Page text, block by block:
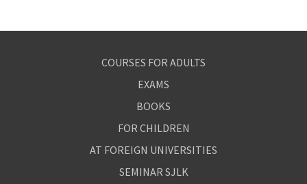
COURSES FOR ADULTS
EXAMS
BOOKS
FOR CHILDREN
AT FOREIGN UNIVERSITIES
SEMINAR SJLK